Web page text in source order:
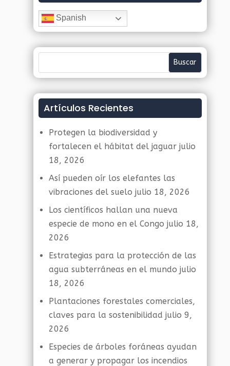
Spanish
Artículos Recientes
Protegen la biodiversidad y
fortalecen el hábitat del jaguar julio
18, 2026
Así pueden oír los elefantes las
vibraciones del suelo julio 18, 2026
Los científicos hallan una nueva
especie de mono en el Congo julio 18,
2026
Estrategias para la protección de las
agua subterráneas en el mundo julio
18, 2026
Plantaciones forestales comerciales,
claves para la sostenibilidad julio 9,
2026
Especies de árboles foráneas ayudan
a generar y propagar los incendios